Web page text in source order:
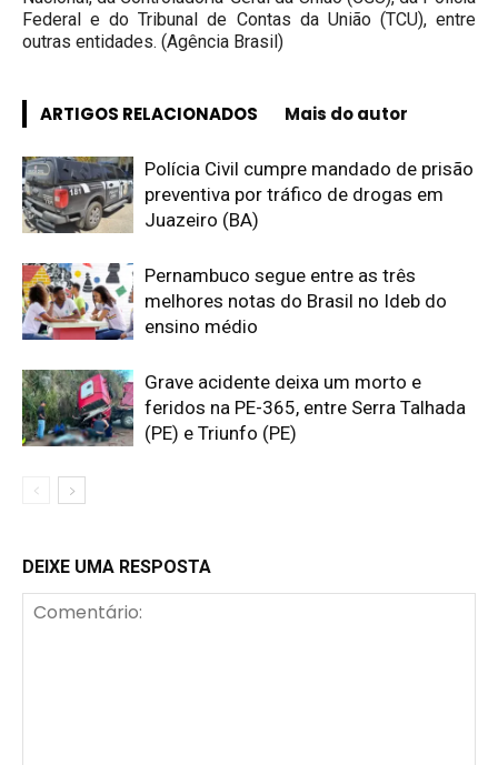
Federal e do Tribunal de Contas da União (TCU), entre
outras entidades. (Agência Brasil)
ARTIGOS RELACIONADOS Mais do autor
Polícia Civil cumpre mandado de prisão
preventiva por tráfico de drogas em
Juazeiro (BA)
Pernambuco segue entre as três
melhores notas do Brasil no Ideb do
ensino médio
Grave acidente deixa um morto e
feridos na PE-365, entre Serra Talhada
(PE) e Triunfo (PE)
DEIXE UMA RESPOSTA